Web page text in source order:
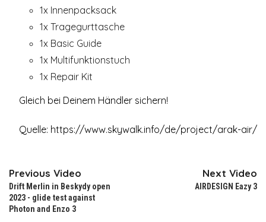
1x Innenpacksack
1x Tragegurttasche
1x Basic Guide
1x Multifunktionstuch
1x Repair Kit
Gleich bei Deinem Händler sichern!
Quelle: https://www.skywalk.info/de/project/arak-air/
Previous Video
Drift Merlin in Beskydy open
2023 - glide test against
Photon and Enzo 3
Next Video
AIRDESIGN Eazy 3